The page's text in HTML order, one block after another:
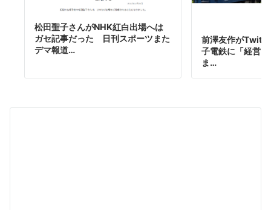
松田聖子さんがNHK紅白出場へは
ガセ記事だった 日刊スポーツまた
デマ報道…
前澤友作が
子電鉄に「経営
ま…